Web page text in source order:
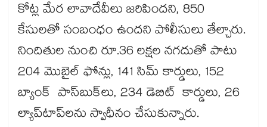
కోట్ల మేర లావాదేవీలు జరిపిందని, 850
కేసులతో సంబంధం ఉందని పోలీసులు తేల్చారు.
నిందితుల నుంచి రూ.36 లక్షల నగదుతో పాటు
204 మొబైల్ ఫోన్లు, 141 సిమ్ కార్డులు, 152
బ్యాంక్ పాస్‌‌బుక్‌‌లు, 234 డెబిట్ కార్డులు, 26
ల్యాప్‌‌టాప్‌‌లను స్వాధీనం చేసుకున్నారు.